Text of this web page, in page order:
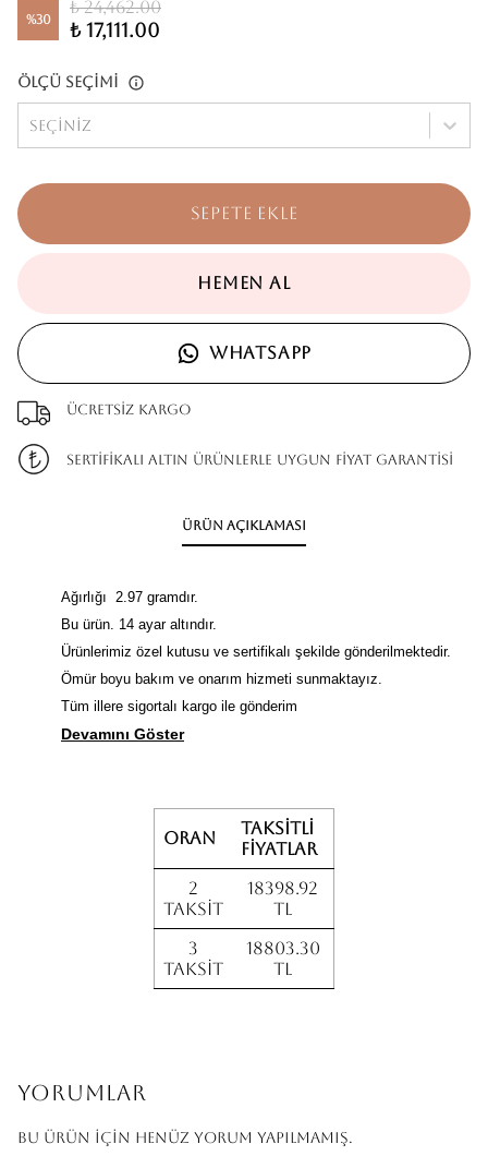
%30
₺ 24,462.00
₺ 17,111.00
Ölçü Seçimi
Seçiniz
SEPETE EKLE
HEMEN AL
WHATSAPP
Ücretsiz kargo
SERTİFİKALI ALTIN ÜRÜNLERLE UYGUN FİYAT GARANTİSİ
Ürün Açıklaması
Ağırlığı 2.97 gramdır.
Bu ürün. 14 ayar altındır.
Ürünlerimiz özel kutusu ve sertifikalı şekilde gönderilmektedir.
Ömür boyu bakım ve onarım hizmeti sunmaktayız.
Tüm illere sigortalı kargo ile gönderim
Devamını Göster
Oran
Taksitli
fiyatlar
2
Taksit
18398.92
TL
3
Taksit
18803.30
TL
Yorumlar
Bu ürün için henüz yorum yapılmamış.